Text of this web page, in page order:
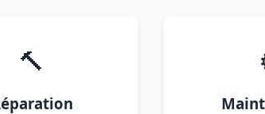
🔨